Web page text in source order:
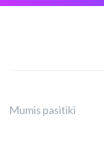
Mumis pasitiki